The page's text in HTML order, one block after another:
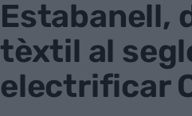
Estabanell,
tèxtil al
electrificar